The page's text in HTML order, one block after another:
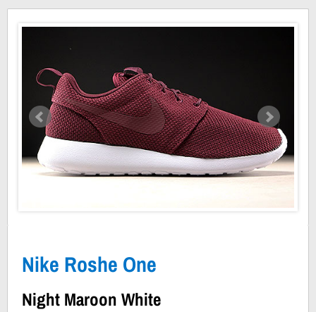
Je winkelwagen is leeg!
Nike Roshe One Night Maroon White
Nike Roshe One
Night Maroon White